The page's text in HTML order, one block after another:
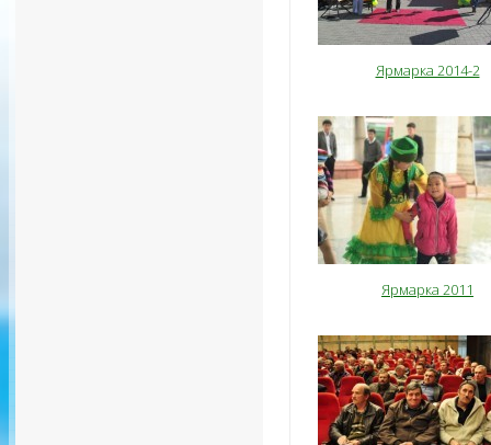
Ярмарка 2014-2
Ярмарка 2011